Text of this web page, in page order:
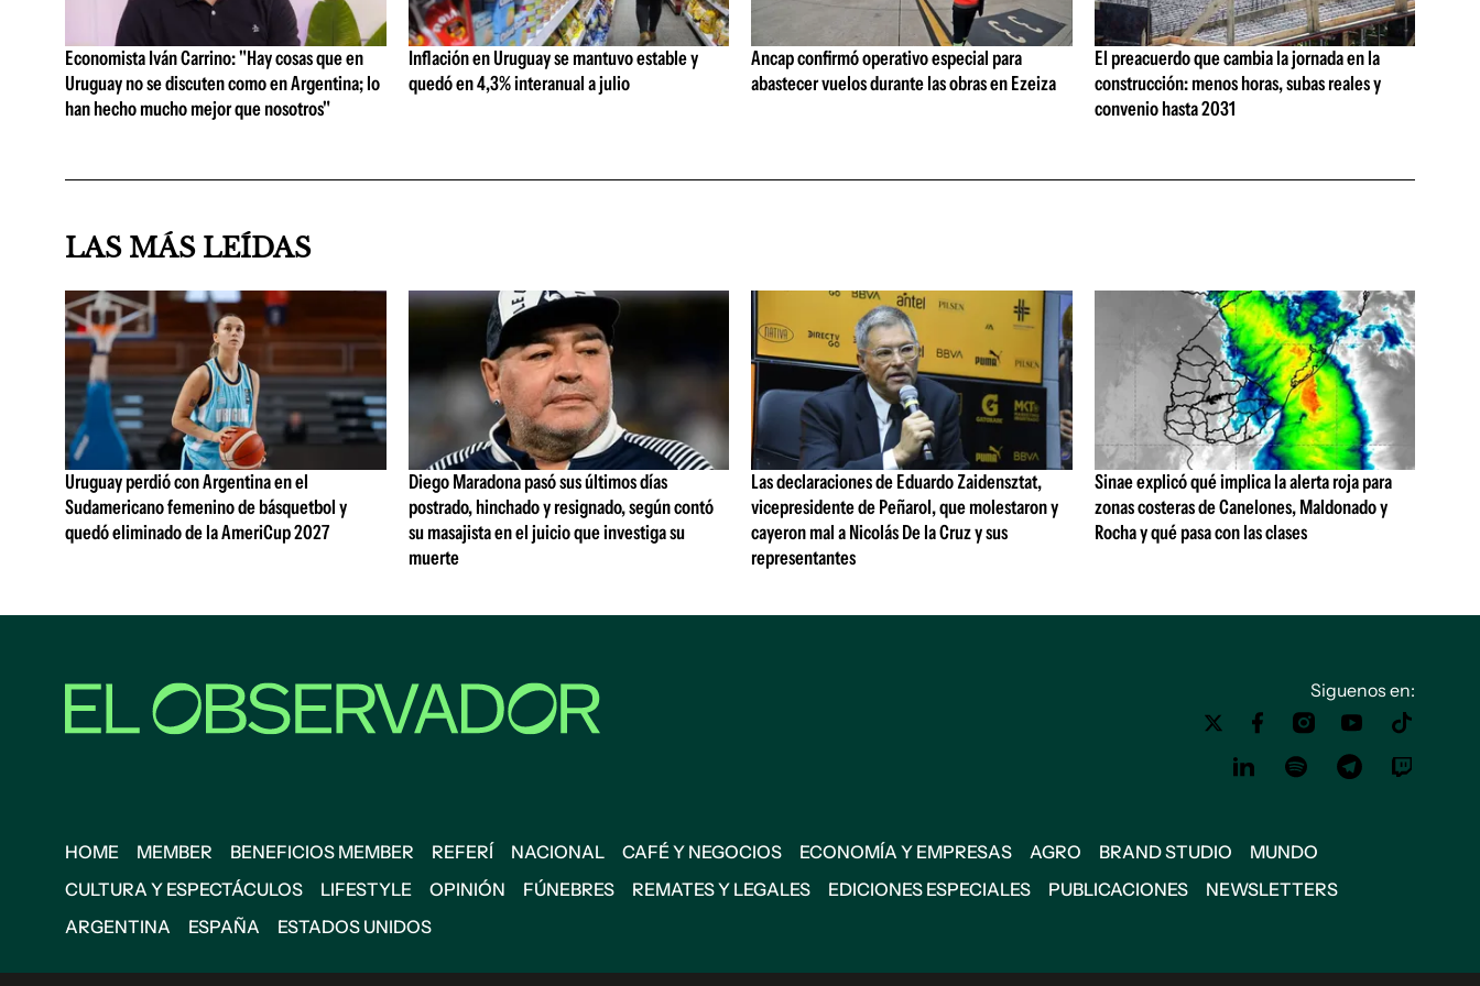
Economista Iván Carrino: "Hay cosas que en
Uruguay no se discuten como en Argentina; lo
han hecho mucho mejor que nosotros"
Inflación en Uruguay se mantuvo estable y
quedó en 4,3% interanual a julio
Ancap confirmó operativo especial para
abastecer vuelos durante las obras en Ezeiza
El preacuerdo que cambia la jornada en la
construcción: menos horas, subas reales y
convenio hasta 2031
LAS MÁS LEÍDAS
Uruguay perdió con Argentina en el
Sudamericano femenino de básquetbol y
quedó eliminado de la AmeriCup 2027
Diego Maradona pasó sus últimos días
postrado, hinchado y resignado, según contó
su masajista en el juicio que investiga su
muerte
Las declaraciones de Eduardo Zaidensztat,
vicepresidente de Peñarol, que molestaron y
cayeron mal a Nicolás De la Cruz y sus
representantes
Sinae explicó qué implica la alerta roja para
zonas costeras de Canelones, Maldonado y
Rocha y qué pasa con las clases
Siguenos en:
HOME MEMBER BENEFICIOS MEMBER REFERÍ NACIONAL CAFÉ Y NEGOCIOS ECONOMÍA Y EMPRESAS AGRO BRAND STUDIO
MUNDO
CULTURA Y ESPECTÁCULOS
LIFESTYLE OPINIÓN FÚNEBRES REMATES Y LEGALES EDICIONES ESPECIALES PUBLICACIONES
NEWSLETTERS
ARGENTINA
ESPAÑA ESTADOS UNIDOS